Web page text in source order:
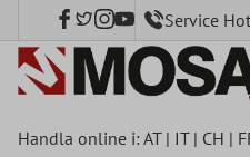
Service
Handla online i:AT| IT| CH |